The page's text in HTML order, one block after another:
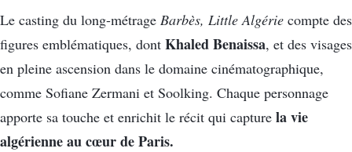
Le casting du long-métrage Barbès, Little Algérie compte des
figures emblématiques, dont Khaled Benaissa, et des visages
en pleine ascension dans le domaine cinématographique,
comme Sofiane Zermani et Soolking. Chaque personnage
apporte sa touche et enrichit le récit qui capture la vie
algérienne au cœur de Paris.